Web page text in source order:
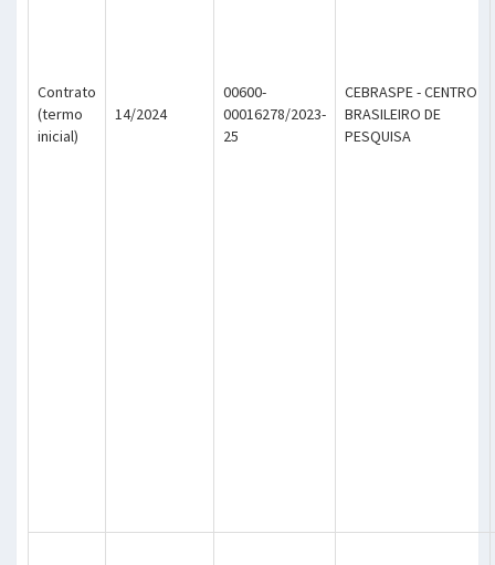
Contrato
(termo
inicial)
14/2024
00600-
00016278/2023-
25
CEBRASPE - CENTRO
BRASILEIRO DE
PESQUISA